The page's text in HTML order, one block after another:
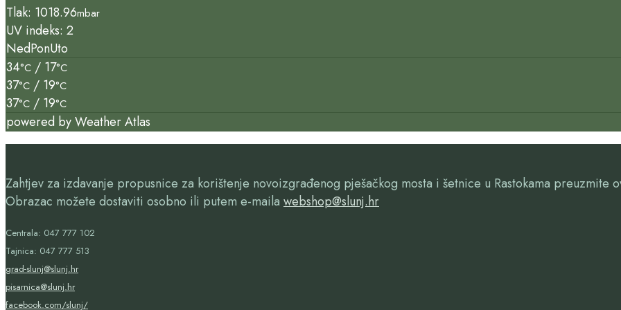
Tlak: 1018.96mbar
UV indeks: 2
NedPonUto
34°C / 17°C
37°C / 19°C
37°C / 19°C
powered byWeather Atlas
Zahtjev za izdavanje propusnice za korištenje novoizgrađenog pješačkog mosta i šetnice u Rastokama preuzmite
Obrazac možete dostaviti osobno ili putem e-maila webshop@slunj.hr
Centrala: 047 777 102
Tajnica: 047 777 513
grad-slunj@slunj.hr
pisarnica@slunj.hr
facebook.com/slunj/